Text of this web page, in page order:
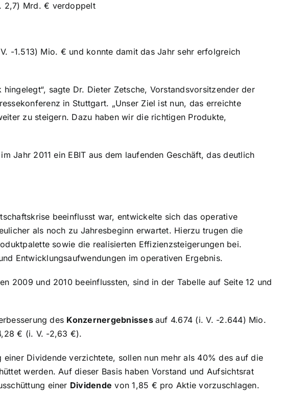
2,7) Mrd. € verdoppelt
-1.513) Mio. € und konnte damit das Jahr sehr erfolgreich
sagte Dr. Dieter Zetsche, Vorstandsvorsitzender der
in Stuttgart. „Unser Ziel ist nun, das erreichte
zu steigern. Dazu haben wir die richtigen Produkte,
Jahr 2011 ein EBIT aus dem laufenden Geschäft, das deutlich
beeinflusst war, entwickelte sich das operative
als noch zu Jahresbeginn erwartet. Hierzu trugen die
sowie die realisierten Effizienzsteigerungen bei.
Entwicklungsaufwendungen im operativen Ergebnis.
2009 und 2010 beeinflussten, sind in der Tabelle auf Seite 12 und
des Konzernergebnisses auf 4.674 (i. V. -2.644) Mio.
€ (i. V. -2,63 €).
Dividende verzichtete, sollen nun mehr als 40% des auf die
werden. Auf dieser Basis haben Vorstand und Aufsichtsrat
einer Dividende von 1,85 € pro Aktie vorzuschlagen.